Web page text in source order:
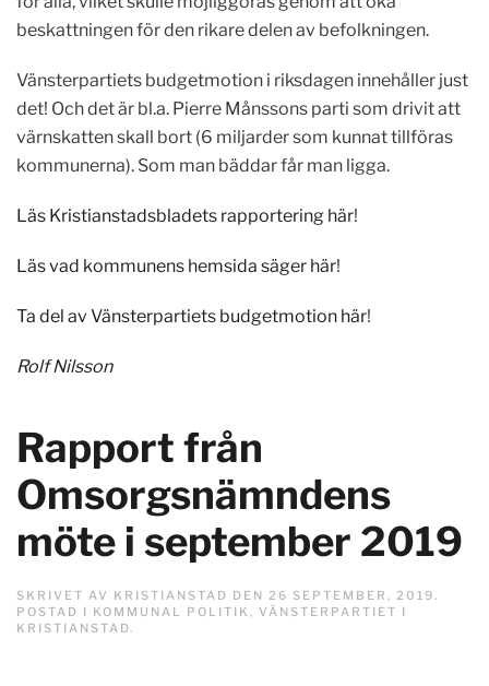
beskattningen för den rikare delen av befolkningen.
Vänsterpartiets budgetmotion i riksdagen innehåller just
det! Och det är bl.a. Pierre Månssons parti som drivit att
värnskatten skall bort (6 miljarder som kunnat tillföras
kommunerna). Som man bäddar får man ligga.
Läs Kristianstadsbladets rapportering här!
Läs vad kommunens hemsida säger här!
Ta del av Vänsterpartiets budgetmotion här!
Rolf Nilsson
Rapport från
Omsorgsnämndens
möte i september 2019
SKRIVET AV KRISTIANSTAD DEN 26 SEPTEMBER, 2019.
POSTAD I KOMMUNAL POLITIK , VÄNSTERPARTIET I
KRISTIANSTAD.